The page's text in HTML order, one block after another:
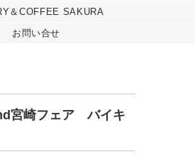
＆COFFEE SAKURA
お問い合せ
宮崎フェア バイキ